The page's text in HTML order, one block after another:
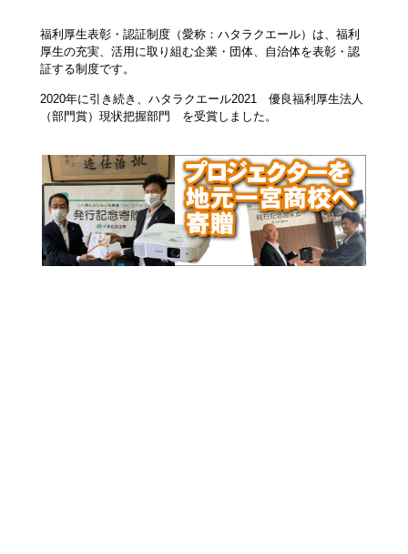
福利厚生表彰・認証制度（愛称：ハタラクエール）は、福利
厚生の充実、活用に取り組む企業・団体、自治体を表彰・認
証する制度です。
2020年に引き続き、ハタラクエール2021 優良福利厚生法人
（部門賞）現状把握部門 を受賞しました。